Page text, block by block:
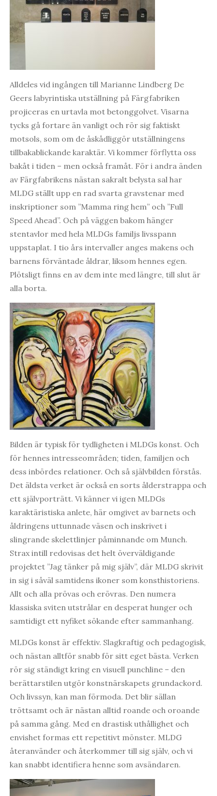
Alldeles vid ingången till Marianne Lindberg De
Geers labyrintiska utställning på Färgfabriken
projiceras en urtavla mot betonggolvet. Visarna
tycks gå fortare än vanligt och rör sig faktiskt
motsols, som om de åskådliggör utställningens
tillbakablickande karaktär. Vi kommer förflytta oss
bakåt i tiden – men också framåt. För i andra änden
av Färgfabrikens nästan sakralt belysta sal har
MLDG ställt upp en rad svarta gravstenar med
inskriptioner som ”Mamma ring hem” och ”Full
Speed Ahead”. Och på väggen bakom hänger
stentavlor med hela MLDGs familjs livsspann
uppstaplat. I tio års intervaller anges makens och
barnens förväntade åldrar, liksom hennes egen.
Plötsligt finns en av dem inte med längre, till slut är
alla borta.
Bilden är typisk för tydligheten i MLDGs konst. Och
för hennes intresseområden; tiden, familjen och
dess inbördes relationer. Och så självbilden förstås.
Det äldsta verket är också en sorts ålderstrappa och
ett självporträtt. Vi känner vi igen MLDGs
karaktäristiska anlete, här omgivet av barnets och
åldringens uttunnade väsen och inskrivet i
slingrande skelettlinjer påminnande om Munch.
Strax intill redovisas det helt överväldigande
projektet ”Jag tänker på mig själv”, där MLDG skrivit
in sig i såväl samtidens ikoner som konsthistoriens.
Allt och alla prövas och erövras. Den numera
klassiska sviten utstrålar en desperat hunger och
samtidigt ett nyfiket sökande efter sammanhang.
MLDGs konst är effektiv. Slagkraftig och pedagogisk,
och nästan alltför snabb för sitt eget bästa. Verken
rör sig ständigt kring en visuell punchline – den
berättarstilen utgör konstnärskapets grundackord.
Och livssyn, kan man förmoda. Det blir sällan
tröttsamt och är nästan alltid roande och oroande
på samma gång. Med en drastisk uthållighet och
envishet formas ett repetitivt mönster. MLDG
återanvänder och återkommer till sig själv, och vi
kan snabbt identifiera henne som avsändaren.